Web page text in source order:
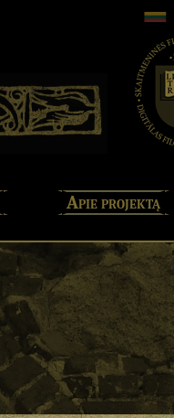
Apie projektą